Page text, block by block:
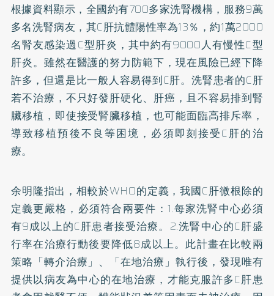
根據資料顯示，全國約有700多家洗腎機構，服務9萬
多名洗腎病友，其C肝抗體陽性率為13％，約1萬2000
名腎友感染過C型肝炎，其中約有9000人有慢性C型
肝炎。雖然在醫護的努力防範下，現在風險已經下降
許多，但還是比一般人容易得到C肝。洗腎患者的C肝
若不治療，不只好發肝硬化、肝癌，且不容易排到腎
臟移植，即使接受腎臟移植，也可能面臨高排斥率，
導致移植預後不良等困境，必須即刻接受C肝的治
療。
余明隆指出，相較於WHO的定義，我國C肝微根除的
定義更嚴格，必須符合兩要件：1.每家洗腎中心必須
有9成以上的C肝患者接受治療。2.洗腎中心的C肝盛
行率在治療行動後要降低8成以上。此計畫在比較兩
策略「轉介治療」、「在地治療」執行後，發現唯有
提供以病友為中心的在地治療，才能克服許多C肝患